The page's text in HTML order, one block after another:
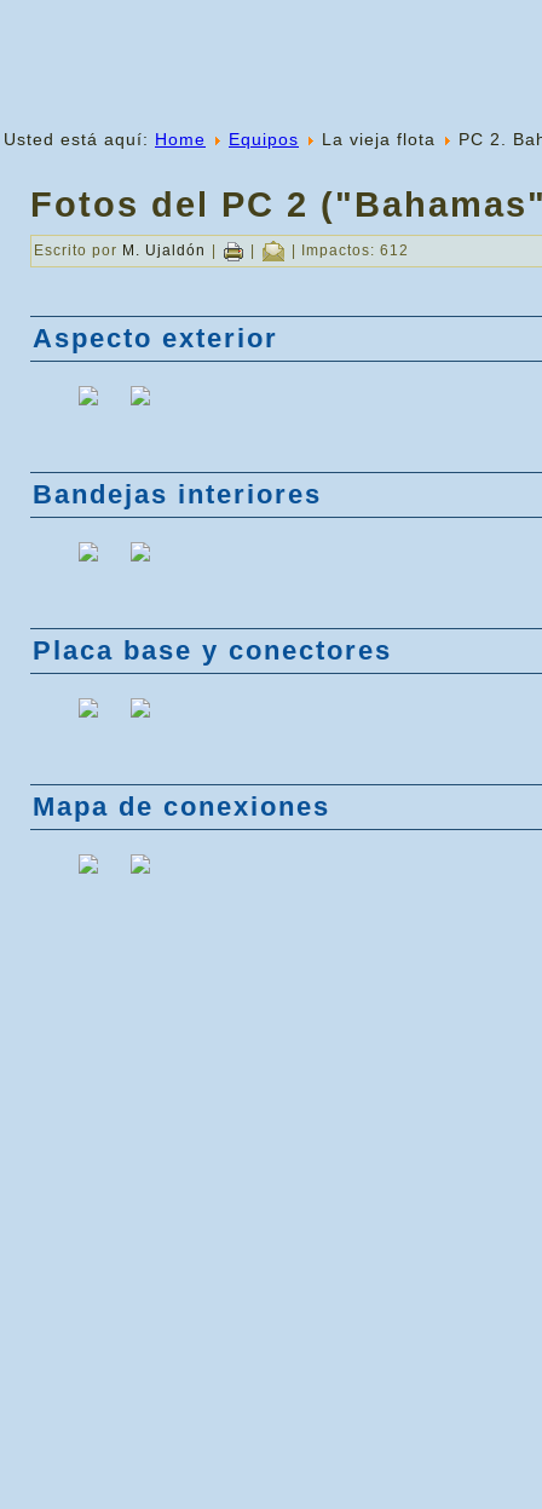
Usted está aquí: Home Equipos La vieja flota PC 2.
Fotos del PC 2
Escrito por M. Ujaldón | | | Impactos: 612
Aspecto exterior
Bandejas interiores
Placa base y conectores
Mapa de conexiones